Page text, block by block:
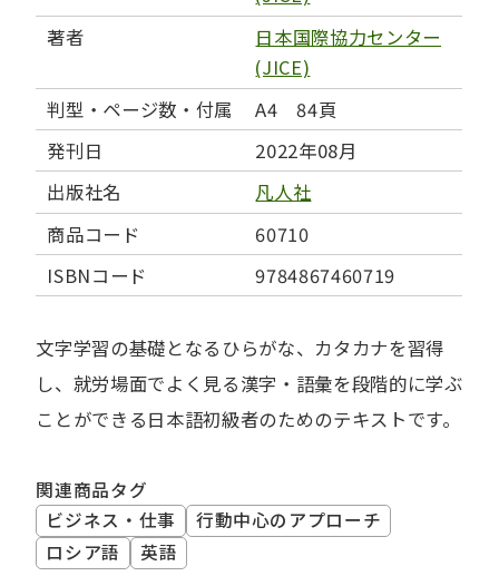
著者
日本国際協力センター
(JICE)
判型・ページ数・付属
A4 84頁
発刊日
2022年08月
出版社名
凡人社
商品コード
60710
ISBNコード
9784867460719
文字学習の基礎となるひらがな、カタカナを習得
し、就労場面でよく見る漢字・語彙を段階的に学ぶ
ことができる日本語初級者のためのテキストです。
関連商品タグ
ビジネス・仕事
行動中心のアプローチ
ロシア語
英語